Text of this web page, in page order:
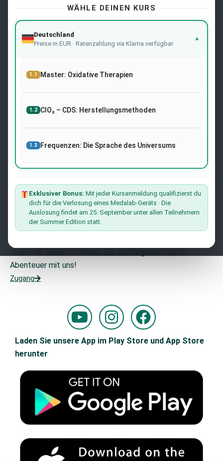
WÄHLE DEINEN KURS
Deutschland
Preise in EUR · Ratenzahlung via Klarna verfügbar
▾
1.1 Master: Oxidative Therapien
1.2 ClO₂ – CDS: Herstellungsmethoden
1.3 Frequenzen: Die Sprache des Universums
Exklusiver Bonus:Mit jeder Kursanmeldung qualifizierst du
dich für die Verlosung eines Medalab-Geräts · Die
Auslosung findet am 25. September unter allen Teilnehmern
der Summer Edition statt.
Rechtmäßigkeit
Cookies-Politik
Newsletter
an und erhalten Sie die neuesten Nachrichten über
und dem Kalcker-Institut.
Der Liste Beitreten
Möchten Sie mit uns zusammenarbeiten?
Abenteuer mit uns!
Zugang
Y
o
u
u
b
e
I
n
s
a
g
r
a
F
a
c
b
o
k
Laden Sie unsere App im Play Store und App Store
herunter